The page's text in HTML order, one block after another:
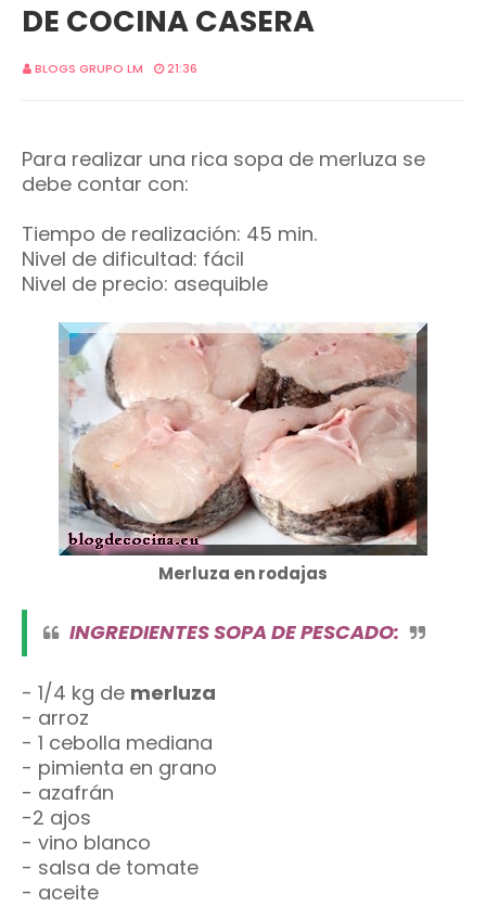
DE COCINA CASERA
BLOGS GRUPO LM 21:36
Para realizar una rica sopa de merluza se
debe contar con:
Tiempo de realización: 45 min.
Nivel de dificultad: fácil
Nivel de precio: asequible
Merluza en rodajas
INGREDIENTES SOPA DE PESCADO:
- 1/4 kg de merluza
- arroz
- 1 cebolla mediana
- pimienta en grano
- azafrán
-2 ajos
- vino blanco
- salsa de tomate
- aceite